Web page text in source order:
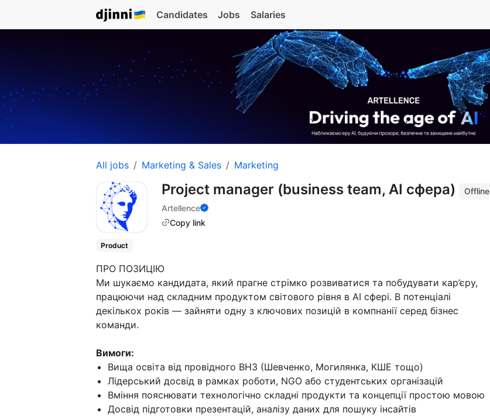
Candidates Jobs Salaries
All jobs Marketing & Sales Marketing
Project manager (business team, AI сфера)
Offline
Artellence
Copy link
Product
ПРО ПОЗИЦІЮ
Ми шукаємо кандидата, який прагне стрімко розвиватися та побудувати кар’єру,
працюючи над складним продуктом світового рівня в AI сфері. В потенціалі
декількох років — зайняти одну з ключових позицій в компнанії серед бізнес
команди.
Вимоги:
Вища освіта від провідного ВНЗ (Шевченко, Могилянка, КШЕ тощо)
Лідерський досвід в рамках роботи, NGO або студентських організацій
Вміння пояснювати технологічно складні продукти та концепції простою мовою
Досвід підготовки презентацій, аналізу даних для пошуку інсайтів